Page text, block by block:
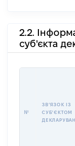
2.2.
суб'єкта
№
ЗВʼЯЗОК ІЗ
СУБʼЄКТОМ